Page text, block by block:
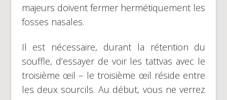
majeurs doivent fermer hermétiquement les
fosses nasales.
Il est nécessaire, durant la rétention du
souffle, d’essayer de voir les tattvas avec le
troisième œil – le troisième œil réside entre
les deux sourcils. Au début, vous ne verrez